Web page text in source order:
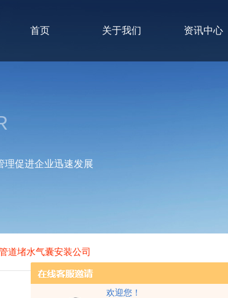
欢迎您！
首页 关于我们 资讯中心
理促进企业迅速发展
道堵水气囊安装公司